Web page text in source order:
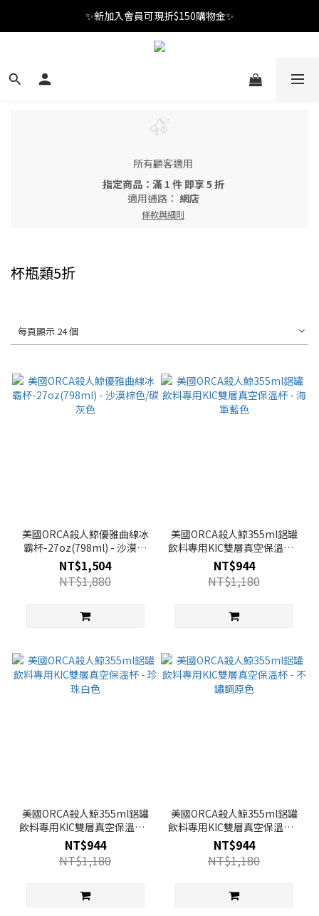
✨新加入會員可現折$150購物金✨
✨新加入會員可現折$150購物金✨
Welcome
所有顧客適用
指定商品：滿 1 件 即享 5 折
適用通路： 網店
條款與細則
杯瓶類5折
每頁顯示 24 個
美國ORCA殺人鯨優雅曲線冰
霸杯-27oz(798ml) - 沙漠棕
色/碳灰色
NT$1,504
NT$1,880
美國ORCA殺人鯨355ml鋁罐
飲料專用KIC雙層真空保溫杯 -
海軍藍色
NT$944
NT$1,180
美國ORCA殺人鯨355ml鋁罐
飲料專用KIC雙層真空保溫杯 -
珍珠白色
NT$944
NT$1,180
美國ORCA殺人鯨355ml鋁罐
飲料專用KIC雙層真空保溫杯 -
不鏽鋼原色
NT$944
NT$1,180